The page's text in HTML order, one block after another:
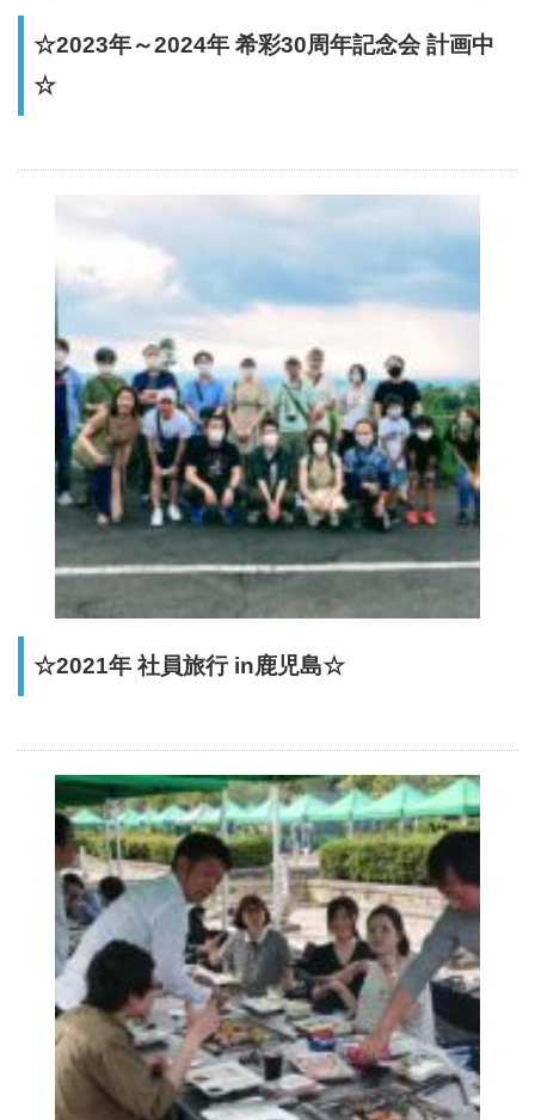
☆2023年～2024年 希彩30周年記念会 計画中
☆
☆2021年 社員旅行 in鹿児島☆